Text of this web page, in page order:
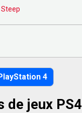
Steep
4
de jeux PS4